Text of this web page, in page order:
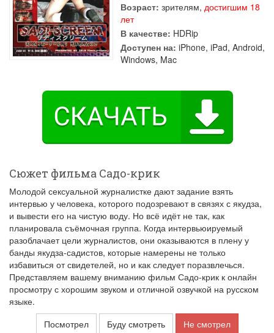
Возраст: зрителям, достигшим 18
лет
В качестве: HDRip
Доступен на: iPhone, iPad, Android,
Windows, Mac
Сюжет фильма Садо-крик
Молодой сексуальной журналистке дают задание взять
интервью у человека, которого подозревают в связях с якудза,
и вывести его на чистую воду. Но всё идёт не так, как
планировала съёмочная группа. Когда интервьюируемый
разоблачает цели журналистов, они оказываются в плену у
банды якудза-садистов, которые намерены не только
избавиться от свидетелей, но и как следует поразвлечься.
Представляем вашему вниманию фильм Садо-крик к онлайн
просмотру с хорошим звуком и отличной озвучкой на русском
языке.
Посмотрел
Буду смотреть Не смотрел